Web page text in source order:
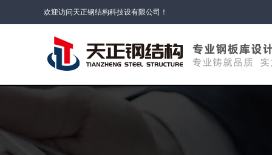
欢迎访问天正钢结构科技设有限公司！